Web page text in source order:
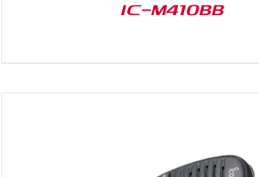
IC-M410BB